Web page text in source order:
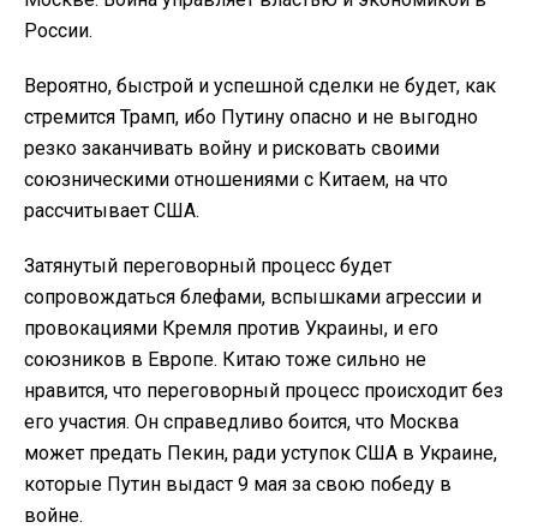
России.
Вероятно, быстрой и успешной сделки не будет, как
стремится Трамп, ибо Путину опасно и не выгодно
резко заканчивать войну и рисковать своими
союзническими отношениями с Китаем, на что
рассчитывает США.
Затянутый переговорный процесс будет
сопровождаться блефами, вспышками агрессии и
провокациями Кремля против Украины, и его
союзников в Европе. Китаю тоже сильно не
нравится, что переговорный процесс происходит без
его участия. Он справедливо боится, что Москва
может предать Пекин, ради уступок США в Украине,
которые Путин выдаст 9 мая за свою победу в
войне.